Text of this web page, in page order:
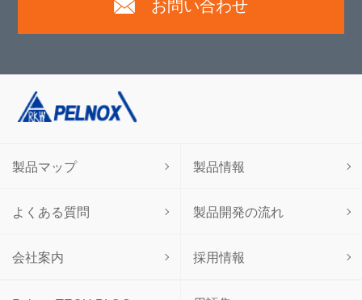
製品マップ 製品情報
よくある質問 製品開発の流れ
会社案内 採用情報